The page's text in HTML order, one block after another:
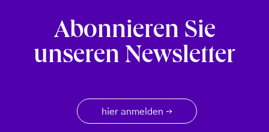
Abonnieren Sie
unseren Newsletter
hier anmelden →